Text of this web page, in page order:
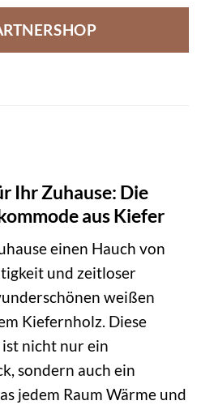
Ihr Zuhause: Die
aus Kiefer
einen Hauch von
und zeitloser
weißen
Kiefernholz. Diese
nicht nur ein
sondern auch ein
jedem Raum Wärme und